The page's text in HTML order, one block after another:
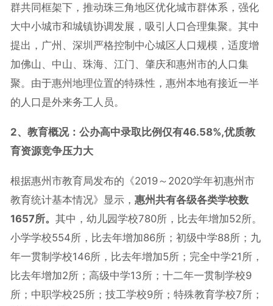
群共同框架下，推动珠三角地区优化城市群体系，强化
大中小城市和城镇协调发展，吸引人口合理集聚。其中
提出，广州、深圳严格控制中心城区人口规模，适度增
加佛山、中山、珠海、江门、肇庆和惠州市的人口集
聚。由于惠州地理位置的特殊性，惠州本地有接近一半
的人口是外来务工人员。
2、教育概况：公办高中录取比例仅有46.58%,优质教
育资源竞争压力大
根据惠州市教育局发布的《2019～2020学年初惠州市
教育统计基本情况》显示， 惠州共有各级各类学校数
1657所。 其中，幼儿园学校780所，比去年增加52所。
小学学校554所，比去年增加86所；初级中学88所；九
年一贯制学校146所，比去年增加5所；完全中学21所，
比去年增加2所；高级中学13所；十二年一贯制学校9
所；中职学校25所；技工学校9所；特殊教育学校7所；